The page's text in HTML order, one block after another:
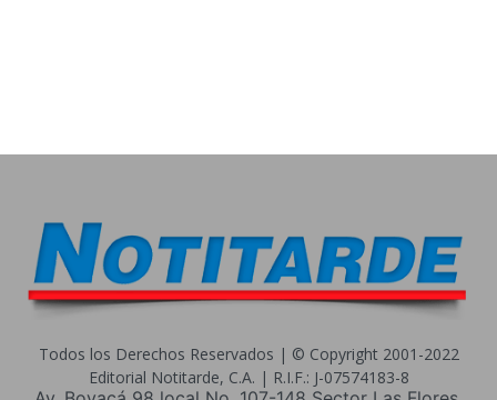
Todos los Derechos Reservados | © Copyright 2001-2022
Editorial Notitarde, C.A. | R.I.F.: J-07574183-8